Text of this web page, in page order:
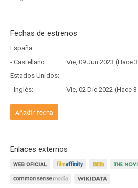
Fechas de estrenos
España:
- Castellano:
Vie, 09 Jun 2023 (Hace 3 años y 2 meses)
Estados Unidos:
- Inglés:
Vie, 02 Dic 2022 (Hace 3 años y 8 meses)
Añadir fecha
Enlaces externos